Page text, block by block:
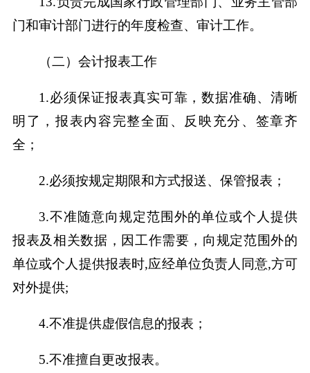
门和审计部门进行的年度检查、审计工作。
（二）会计报表工作
1.必须保证报表真实可靠，数据准确、清晰
明了，报表内容完整全面、反映充分、签章齐
全；
2.必须按规定期限和方式报送、保管报表；
3.不准随意向规定范围外的单位或个人提供
报表及相关数据，因工作需要，向规定范围外的
单位或个人提供报表时,应经单位负责人同意,方可
对外提供;
4.不准提供虚假信息的报表；
5.不准擅自更改报表。